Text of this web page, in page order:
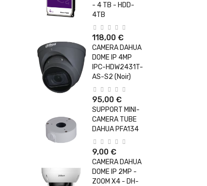
- 4 TB - HDD-
4TB
118,00 €
CAMERA DAHUA
DOME IP 4MP
IPC-HDW2431T-
AS-S2 (Noir)
95,00 €
SUPPORT MINI-
CAMERA TUBE
DAHUA PFA134
9,00 €
CAMERA DAHUA
DOME IP 2MP -
ZOOM X4 - DH-